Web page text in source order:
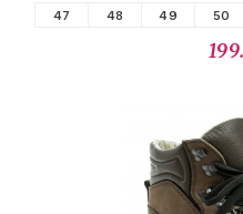
47 48 49 50